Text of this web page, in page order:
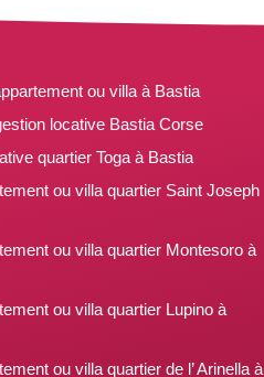
ou villa à Bastia
locative Bastia Corse
quartier Toga à Bastia
ou villa quartier Saint Joseph
ou villa quartier Montesoro à
ou villa quartier Lupino à
ou villa quartier de l’ Arinella à